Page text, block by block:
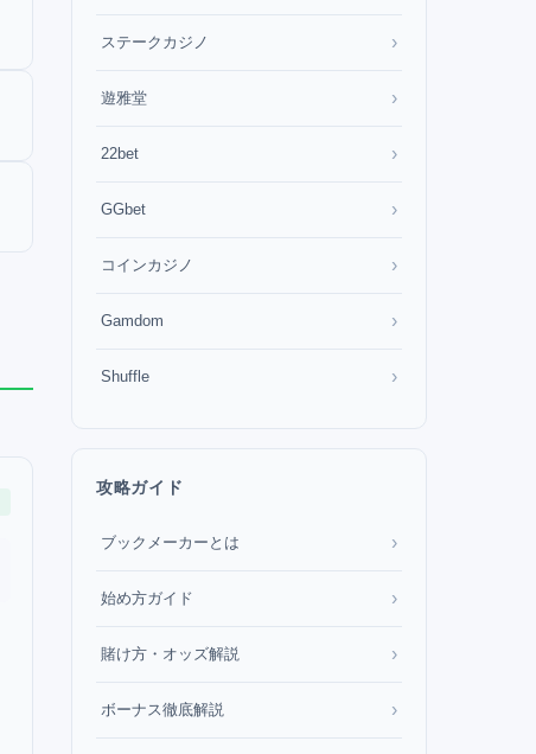
ステークカジノ ›
遊雅堂 ›
22bet ›
GGbet ›
コインカジノ ›
Gamdom ›
Shuffle ›
攻略ガイド
ブックメーカーとは ›
始め方ガイド ›
賭け方・オッズ解説 ›
ボーナス徹底解説 ›